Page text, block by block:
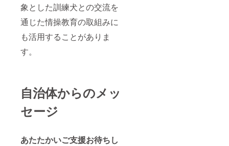
象とした訓練犬との交流を
通じた情操教育の取組みに
も活用することがありま
す。
自治体からのメッ
セージ
あたたかいご支援お待ちし